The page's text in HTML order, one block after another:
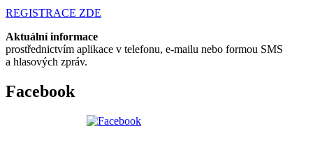
REGISTRACE ZDE
Aktuální informace
prostřednictvím aplikace v telefonu, e-mailu nebo formou SMS
a hlasových zpráv.
Facebook